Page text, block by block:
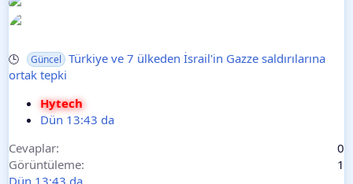
🕒 Güncel
Türkiye ve 7 ülkeden İsrail'in Gazze saldırılarına
ortak tepki
Hytech
Dün 13:43 da
Cevaplar
0
Görüntüleme
1
Dün 13:43 da